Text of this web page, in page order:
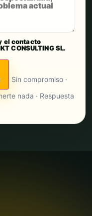
el contacto
CONSULTING SL.
Sin compromiso ·
nada · Respuesta